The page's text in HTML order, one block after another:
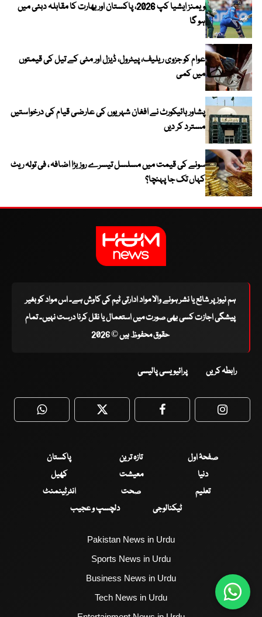
ویمنز ایشیا کپ 2026، پاکستان اور بھارت کا مقابلہ دبئی میں
ہو گا
عوام کو جزوی ریلیف، پیٹرول، ڈیزل اور مٹی کے تیل کی قیمتوں
میں کمی
پشاور ہائیکورٹ نے افغان شہریوں کی عارضی قیام کی درخواستیں
مسترد کر دیں
سونے کی قیمت میں مسلسل تیسرے روز بڑا اضافہ ، فی تولہ ریٹ
کہاں تک جا پہنچا؟
ہم نیوز پر شائع یا نشر ہونے والا مواد ادارتی ٹیم کی کاوش ہے۔ اس مواد کو بغیر
پیشگی اجازت کسی بھی صورت میں استعمال یا نقل کرنا درست نہیں۔ تمام
حقوق محفوظ ہیں © 2026
رابطہ کریں پرائیویسی پالیسی
WhatsApp Twitter Facebook
صفحۂ اول تازہ ترین
پاکستان
دنیا
معیشت
کھیل
تعلیم
صحت
انٹرٹینمنٹ
ٹیکنالوجی
دلچسپ و عجیب
Pakistan News in Urdu
Sports News in Urdu
Business News in Urdu
Tech News in Urdu